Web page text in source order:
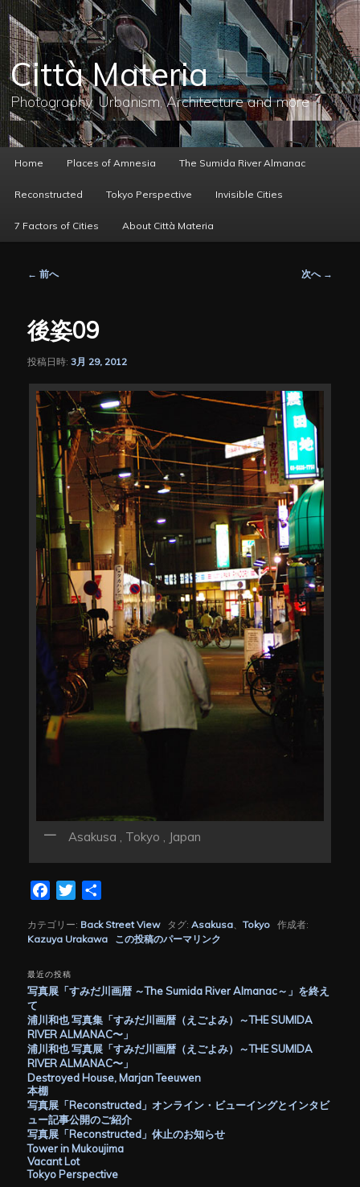
メ
イ
ン
コ
ン
テ
ン
へ
移
動
Città Materia
Photography, Urbanism, Architecture and more
ー
Home Places of Amnesia The Sumida River Almanac
Reconstructed Tokyo Perspective Invisible Cities
7 Factors of Cities About Città Materia
ビ
ゲ
シ
ン
← 前へ 次へ →
後姿09
投稿日時:3月 29, 2012
Asakusa , Tokyo , Japan
FacebookTwitter
カテゴリー: Back Street Viewタグ:Asakusa 、Tokyo 作成者:
Kazuya Urakawa
この投稿のパーマリンク
最近の投稿
写真展「すみだ川画暦 ～The Sumida River Almanac～」を終え
て
浦川和也 写真集「すみだ川画暦（えごよみ）～THE SUMIDA
RIVER ALMANAC〜」
浦川和也 写真展「すみだ川画暦（えごよみ）～THE SUMIDA
RIVER ALMANAC〜」
Destroyed House, Marjan Teeuwen
本棚
写真展「Reconstructed」オンライン・ビューイングとインタビ
ュー記事公開のご紹介
写真展「Reconstructed」休止のお知らせ
Tower in Mukoujima
Vacant Lot
Tokyo Perspective